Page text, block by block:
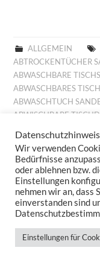
ALLGEMEIN
ABTROCKENTÜCHER
ABWASCHBARE
ABWASCHBARES
ABWASCHTUCH
ABWISCHBARE
ABWISCHBARES
ALLROUND BASKET
WOLLKISSEN,
BILLIGE TISCHDECKE,
TISCHWÄSCHE,
BROTKORB HERBST,
TISCHDECKE,
TISCHTÜCHER,
Datenschutzhinweis
Wir verwenden
Bedürfnisse
oder ablehnen bzw.
Einstellungen
nehmen wir an, dass
einverstanden sind
Einstellungen für